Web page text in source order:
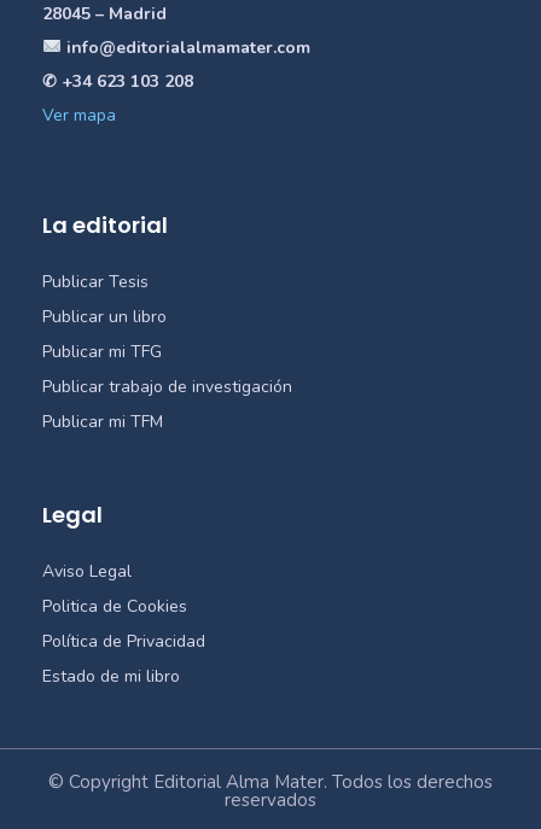
28045 – Madrid
info@editorialalmamater.com
✆ +34 623 103 208
Ver mapa
La editorial
Publicar Tesis
Publicar un libro
Publicar mi TFG
Publicar trabajo de investigación
Publicar mi TFM
Legal
Aviso Legal
Politica de Cookies
Política de Privacidad
Estado de mi libro
© Copyright Editorial Alma Mater. Todos los derechos
reservados